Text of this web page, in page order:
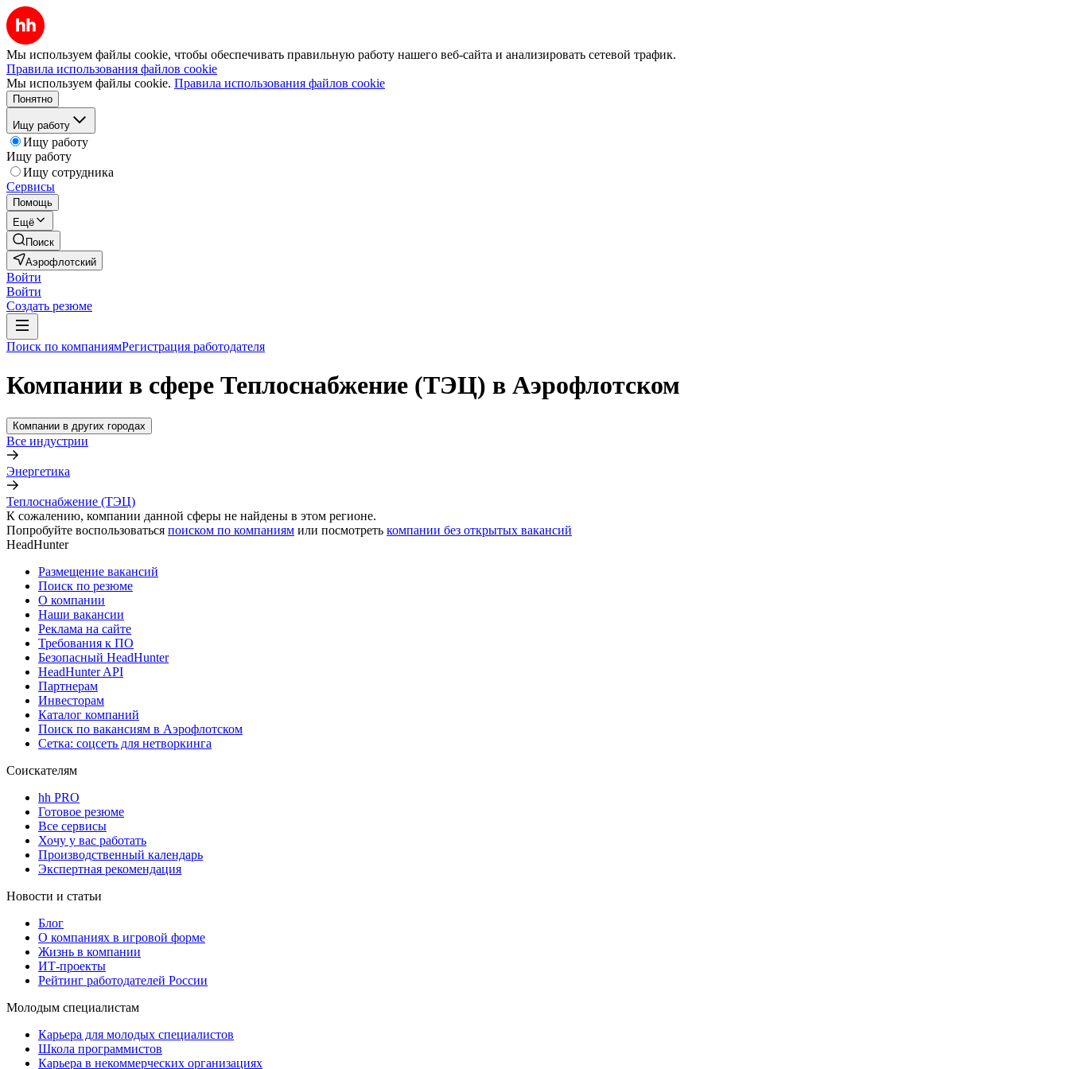
Мы используем файлы cookie, чтобы обеспечивать правильную работу нашего веб-сайта и анализировать сетевой трафик.
Правила использования файлов cookie
Мы используем файлы cookie. Правила использования файлов cookie
Понятно
Ищу работу
Ищу работу
Ищу работу
Ищу сотрудника
Сервисы
Помощь
Ещё
Поиск
Аэрофлотский
Войти
Войти
Создать резюме
Поиск по компаниямРегистрация работодателя
Компании в сфере Теплоснабжение (ТЭЦ) в Аэрофлотском
Компании в других городах
Все индустрии
Энергетика
Теплоснабжение (ТЭЦ)
К сожалению, компании данной сферы не найдены в этом регионе.
Попробуйте воспользоваться поиском по компаниям или посмотреть компании без открытых вакансий
HeadHunter
Размещение вакансий
Поиск по резюме
О компании
Наши вакансии
Реклама на сайте
Требования к ПО
Безопасный HeadHunter
HeadHunter API
Партнерам
Инвесторам
Каталог компаний
Поиск по вакансиям в Аэрофлотском
Сетка: соцсеть для нетворкинга
Соискателям
hh PRO
Готовое резюме
Все сервисы
Хочу у вас работать
Производственный календарь
Экспертная рекомендация
Новости и статьи
Блог
О компаниях в игровой форме
Жизнь в компании
ИТ-проекты
Рейтинг работодателей России
Молодым специалистам
Карьера для молодых специалистов
Школа программистов
Карьера в некоммерческих организациях